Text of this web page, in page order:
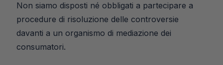
Non siamo disposti né obbligati a partecipare a
procedure di risoluzione delle controversie
davanti a un organismo di mediazione dei
consumatori.